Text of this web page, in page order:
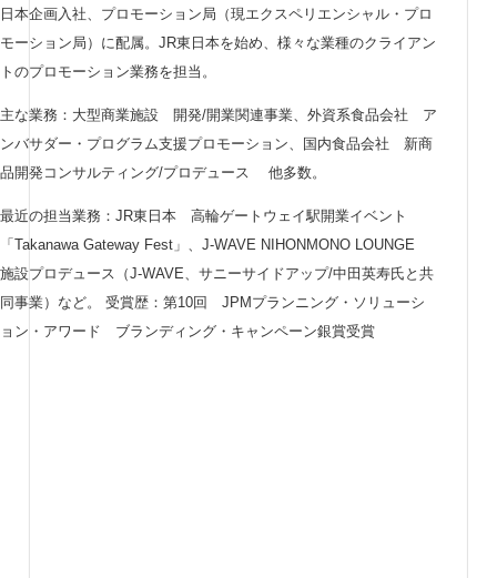
日本企画入社、プロモーション局（現エクスペリエンシャル・プロ
モーション局）に配属。JR東日本を始め、様々な業種のクライアン
トのプロモーション業務を担当。
主な業務：大型商業施設 開発/開業関連事業、外資系食品会社 ア
ンバサダー・プログラム支援プロモーション、国内食品会社 新商
品開発コンサルティング/プロデュース 他多数。
最近の担当業務：JR東日本 高輪ゲートウェイ駅開業イベント
「Takanawa Gateway Fest」、J-WAVE NIHONMONO LOUNGE
施設プロデュース（J-WAVE、サニーサイドアップ/中田英寿氏と共
同事業）など。 受賞歴：第10回 JPMプランニング・ソリューシ
ョン・アワード ブランディング・キャンペーン銀賞受賞